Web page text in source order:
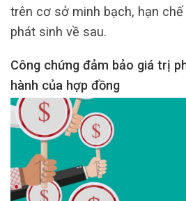
trên cơ sở minh bạch, hạn
phát sinh về sau.
Công chứng đảm bảo giá trị
hành của hợp đồng